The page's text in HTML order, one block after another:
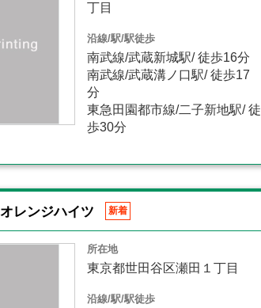
丁目
沿線/駅/駅徒歩
南武線/武蔵新城駅/ 徒歩16分
南武線/武蔵溝ノ口駅/ 徒歩17
分
東急田園都市線/二子新地駅/ 徒
歩30分
オレンジハイツ 新着
所在地
東京都世田谷区瀬田１丁目
沿線/駅/駅徒歩